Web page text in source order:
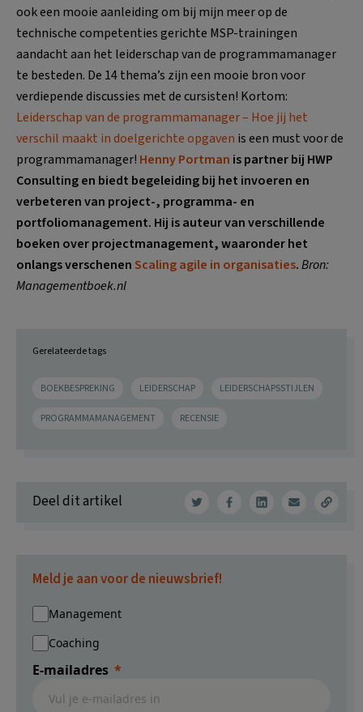
ook een mooie aanleiding om bij mijn meer op de
technische competenties gerichte MSP-trainingen
aandacht aan het leiderschap van de programmamanager
te besteden. De 14 thema’s zijn een mooie bron voor
verdiepende discussies met de cursisten! Kortom:
Leiderschap van de programmamanager – Hoe jij het
verschil maakt in doelgerichte opgaven is een must voor de
programmamanager! Henny Portman is partner bij HWP
Consulting en biedt begeleiding bij het invoeren en
verbeteren van project-, programma- en
portfoliomanagement. Hij is auteur van verschillende
boeken over projectmanagement, waaronder het
onlangs verschenenScaling agile in organisaties.Bron:
Managementboek.nl
Gerelateerde tags
BOEKBESPREKING LEIDERSCHAP LEIDERSCHAPSSTIJLEN
PROGRAMMAMANAGEMENT RECENSIE
Deel dit artikel
Meld je aan voor de nieuwsbrief!
Management
Coaching
E-mailadres